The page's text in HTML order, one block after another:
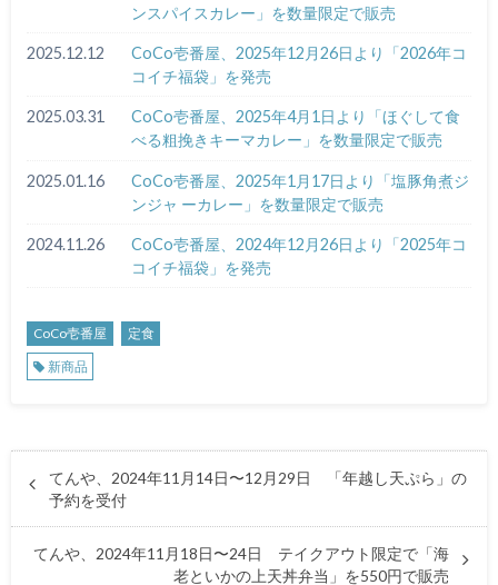
ンスパイスカレー」を数量限定で販売
2025.12.12
CoCo壱番屋、2025年12月26日より「2026年コ
コイチ福袋」を発売
2025.03.31
CoCo壱番屋、2025年4月1日より「ほぐして食
べる粗挽きキーマカレー」を数量限定で販売
2025.01.16
CoCo壱番屋、2025年1月17日より「塩豚角煮ジ
ンジャ ーカレー」を数量限定で販売
2024.11.26
CoCo壱番屋、2024年12月26日より「2025年コ
コイチ福袋」を発売
CoCo壱番屋
定食
新商品
てんや、2024年11月14日〜12月29日 「年越し天ぷら」の
予約を受付
てんや、2024年11月18日〜24日 テイクアウト限定で「海
老といかの上天丼弁当」を550円で販売